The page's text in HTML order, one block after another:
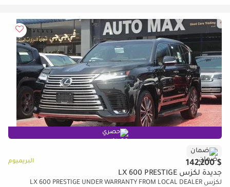
حصري
ضمان
$ 142,200 البريميوم
جديدة لكزس LX 600 PRESTIGE
لكزس LX 600 PRESTIGE UNDER WARRANTY FROM LOCAL DEALER